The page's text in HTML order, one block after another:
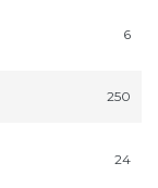
6
250
24